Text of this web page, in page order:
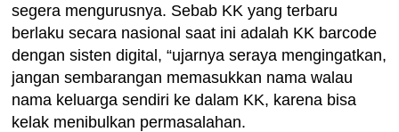
segera mengurusnya. Sebab KK yang terbaru
berlaku secara nasional saat ini adalah KK barcode
dengan sisten digital, “ujarnya seraya mengingatkan,
jangan sembarangan memasukkan nama walau
nama keluarga sendiri ke dalam KK, karena bisa
kelak menibulkan permasalahan.